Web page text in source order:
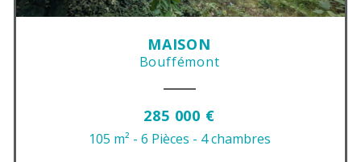
MAISON
Bouffémont
285 000 €
105 m² - 6 Pièces - 4 chambres